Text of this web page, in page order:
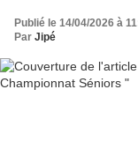
Publié le 14/04/2026 à
Par Jipé